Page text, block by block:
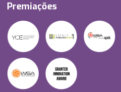
Premiações